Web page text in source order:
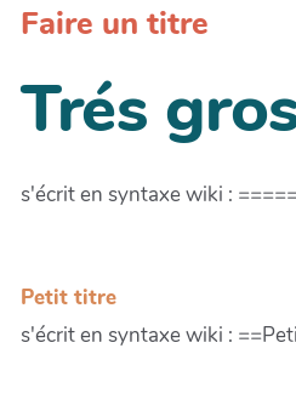
Faire un titre
Trés
s'écrit en syntaxe wiki :
Petit titre
s'écrit en syntaxe wiki :